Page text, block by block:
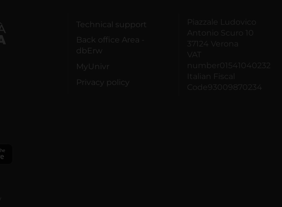
Technical support
Back office Area -
dbErw
MyUnivr
Privacy policy
Piazzale Ludovico
Antonio Scuro 10
37124 Verona
VAT
number01541040232
Italian Fiscal
Code93009870234